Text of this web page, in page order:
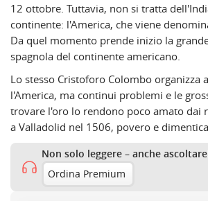
12 ottobre. Tuttavia, non si tratta
continente: l'America, che viene
Da quel momento prende inizio la
spagnola del continente americano.
Lo stesso Cristoforo Colombo organizza
l'America, ma continui problemi e le
trovare l'oro lo rendono poco amato dai
a Valladolid nel 1506, povero e
Non solo leggere – anche
Ordina Premium